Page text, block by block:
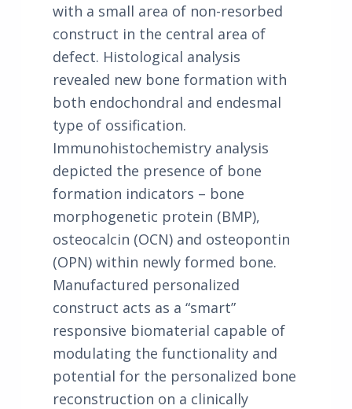
with a small area of non-resorbed
construct in the central area of
defect. Histological analysis
revealed new bone formation with
both endochondral and endesmal
type of ossification.
Immunohistochemistry analysis
depicted the presence of bone
formation indicators – bone
morphogenetic protein (BMP),
osteocalcin (OCN) and osteopontin
(OPN) within newly formed bone.
Manufactured personalized
construct acts as a “smart”
responsive biomaterial capable of
modulating the functionality and
potential for the personalized bone
reconstruction on a clinically